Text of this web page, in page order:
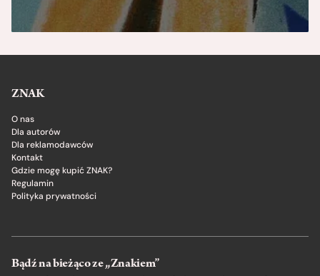
ZNAK
O nas
Dla autorów
Dla reklamodawców
Kontakt
Gdzie mogę kupić ZNAK?
Regulamin
Polityka prywatności
Bądź na bieżąco ze „Znakiem”